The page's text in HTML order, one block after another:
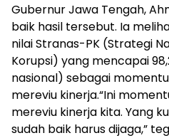
Gubernur Jawa Tengah,
baik hasil tersebut. Ia
nilai Stranas-PK (Strategi
Korupsi) yang mencapai
nasional) sebagai
mereviu kinerja.“Ini
mereviu kinerja kita. Yang
sudah baik harus dijaga,”